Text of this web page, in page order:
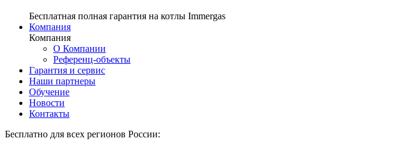
Бесплатная полная гарантия на котлы Immergas
Компания
Компания
О Компании
Референц-объекты
Гарантия и сервис
Наши партнеры
Обучение
Новости
Контакты
Бесплатно для всех регионов России: